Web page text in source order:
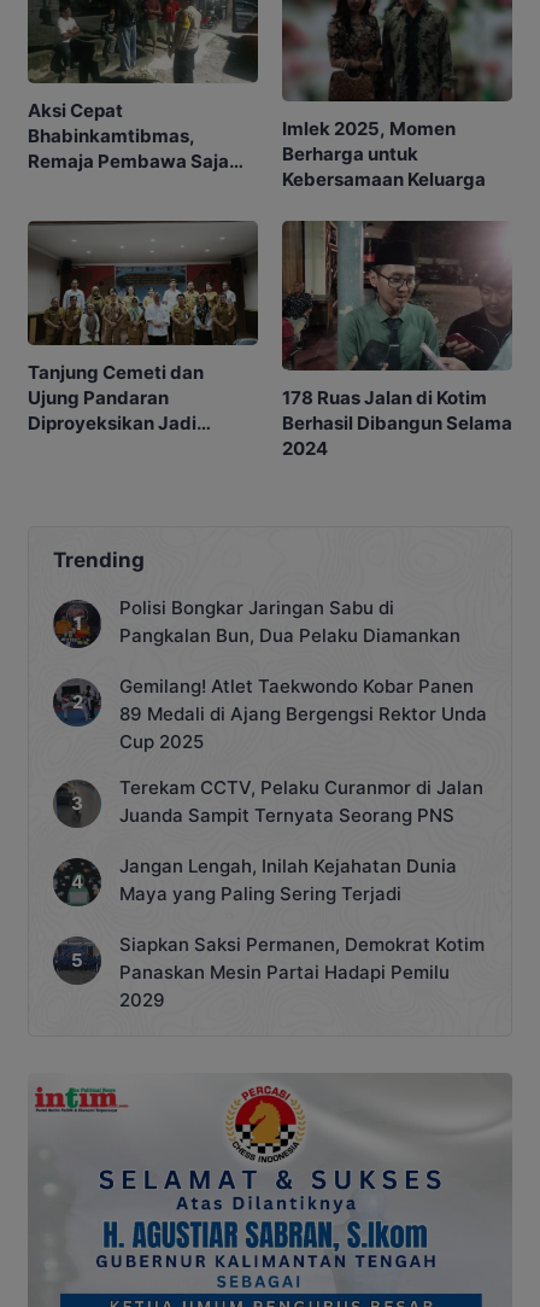
Aksi Cepat
Bhabinkamtibmas,
Remaja Pembawa Sajam
Imlek 2025, Momen
Berharga untuk
Kebersamaan Keluarga
Tanjung Cemeti dan
Ujung Pandaran
Diproyeksikan Jadi
178 Ruas Jalan di Kotim
Berhasil Dibangun Selama
2024
Trending
Polisi Bongkar Jaringan Sabu di
Pangkalan Bun, Dua Pelaku Diamankan
Gemilang! Atlet Taekwondo Kobar Panen
89 Medali di Ajang Bergengsi Rektor Unda
Cup 2025
Terekam CCTV, Pelaku Curanmor di Jalan
Juanda Sampit Ternyata Seorang PNS
Jangan Lengah, Inilah Kejahatan Dunia
Maya yang Paling Sering Terjadi
Siapkan Saksi Permanen, Demokrat Kotim
Panaskan Mesin Partai Hadapi Pemilu
2029